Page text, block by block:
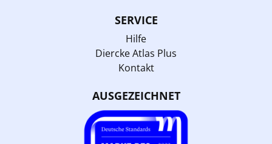
SERVICE
Hilfe
Diercke Atlas Plus
Kontakt
AUSGEZEICHNET